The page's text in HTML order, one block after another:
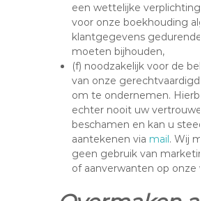
een wettelijke
voor onze boekhouding
klantgegevens
moeten bijhouden,
(f) noodzakelijk voor de
van onze
om te ondernemen.
echter nooit uw
beschamen en kan u
aantekenen via mail. Wij
geen gebruik van
of aanverwanten op onze